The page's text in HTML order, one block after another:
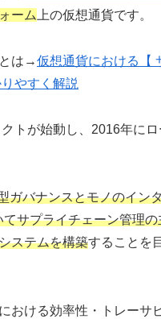
ーム 上の仮想通貨です。
は→仮想通貨における【
やすく解説
トが始動し、2016年に
ガバナンスとモノのイン
サプライチェーン管理
ステムを構築することを
おける効率性・トレーサ